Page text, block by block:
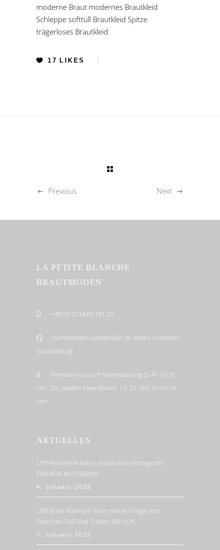
moderne Braut modernes Brautkleid
Schleppe softtüll Brautkleid Spitze
trägerloses Brautkleid
17 LIKES
Previous Next
LA PETITE BLANCHE
BRAUTMODEN
+49 (0) 6134 60 181 20
Darmstädter Landstraße 78, 65462 Ginsheim-
Gustavsburg
Termine nur nach Vereinbarung Di-Fr 10-18
Uhr, Do „weißer Feierabend“ 13- 21 Uhr, Sa 10-18
Uhr
AKTUELLES
LPB Real Bride Joana @joanasno (Instagram)
FASHION BLOGGERIN
4. January 2026
LPB Bride Marina In Einer Neuen Folge Von
Zwischen Tüll Und Tränen Bei VOX
3. January 2023